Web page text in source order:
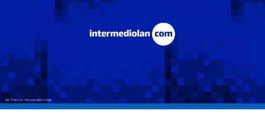
fot. © inter.it / intermediolan.com